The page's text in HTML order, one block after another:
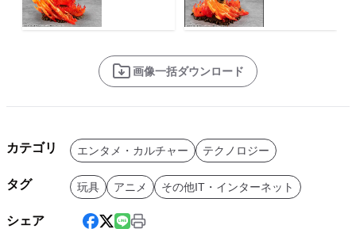
画像一括ダウンロード
カテゴリ エンタメ・カルチャー テクノロジー
タグ 玩具 アニメ その他IT・インターネット
シェア